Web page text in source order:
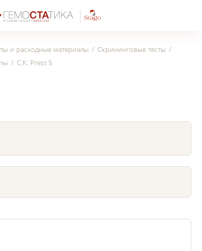
и расходные материалы
Скрининговые тесты
C.K. Prest 5